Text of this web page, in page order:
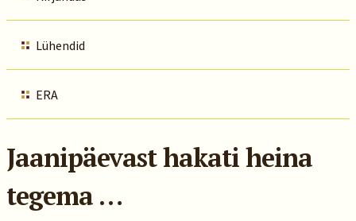
Lühendid
ERA
Jaanipäevast hakati heina
tegema …